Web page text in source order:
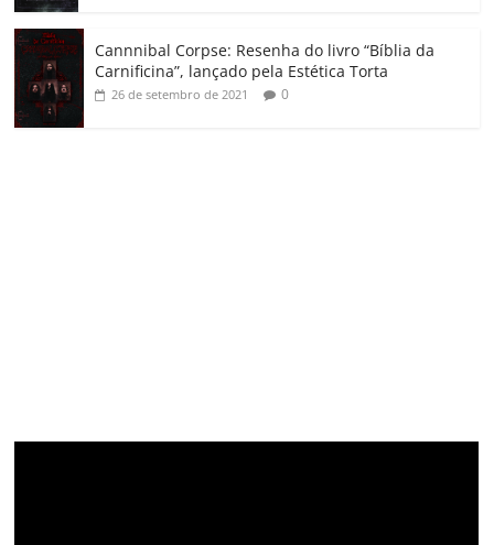
Cannnibal Corpse: Resenha do livro “Bíblia da
Carnificina”, lançado pela Estética Torta
26 de setembro de 2021 0